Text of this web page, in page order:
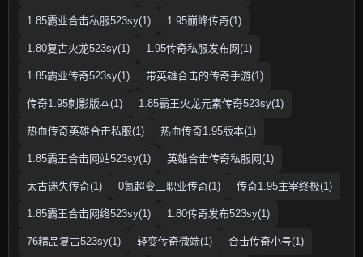
1.85霸业合击私服523sy(1) 1.95巅峰传奇(1)
1.80复古火龙523sy(1) 1.95传奇私服发布网(1)
1.85霸业传奇523sy(1) 带英雄合击的传奇手游(1)
传奇1.95刺影版本(1) 1.85霸王火龙元素传奇523sy(1)
热血传奇英雄合击私服(1) 热血传奇1.95版本(1)
1.85霸王合击网站523sy(1) 英雄合击传奇私服网(1)
太古迷失传奇(1) 0氪超变三职业传奇(1) 传奇1.95主宰终极(1)
1.85霸王合击网络523sy(1) 1.80传奇发布523sy(1)
76精品复古523sy(1) 轻变传奇微端(1) 合击传奇小号(1)